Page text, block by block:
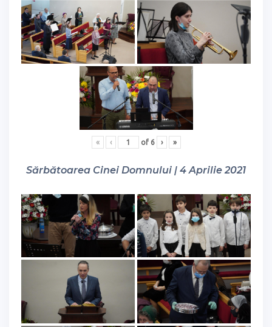
« ‹ of 6 › »
Sărbătoarea Cinei Domnului | 4 Aprilie 2021